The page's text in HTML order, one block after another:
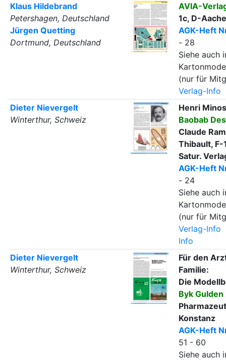
Klaus Hildebrand
Petershagen, Deutschland
Jürgen Quetting
Dortmund, Deutschland
AVIA-
1c, D-
AGK-Heft
- 28
Siehe auch
(nur für
Verlag-Info
Dieter Nievergelt
Winterthur, Schweiz
Henri
Baobab
Claude
Thibault,
Satur.
AGK-Heft
- 24
Siehe auch
(nur für
Verlag-Info
Info
Dieter Nievergelt
Winterthur, Schweiz
Für den
Familie:
Die
Byk
Konstanz
AGK-Heft
51 - 60
Siehe auch